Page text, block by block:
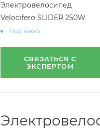
Электровелосипед
Velocifero SLIDER 250W
Под заказ
СВЯЗАТЬСЯ С
ЭКСПЕРТОМ